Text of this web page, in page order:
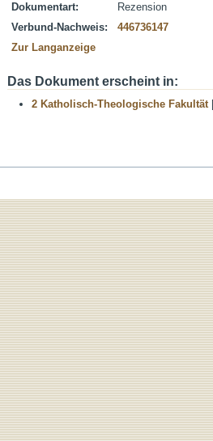
Dokumentart:
Rezension
Verbund-Nachweis:
446736147
Zur Langanzeige
Das Dokument erscheint in:
2 Katholisch-Theologische Fakultät